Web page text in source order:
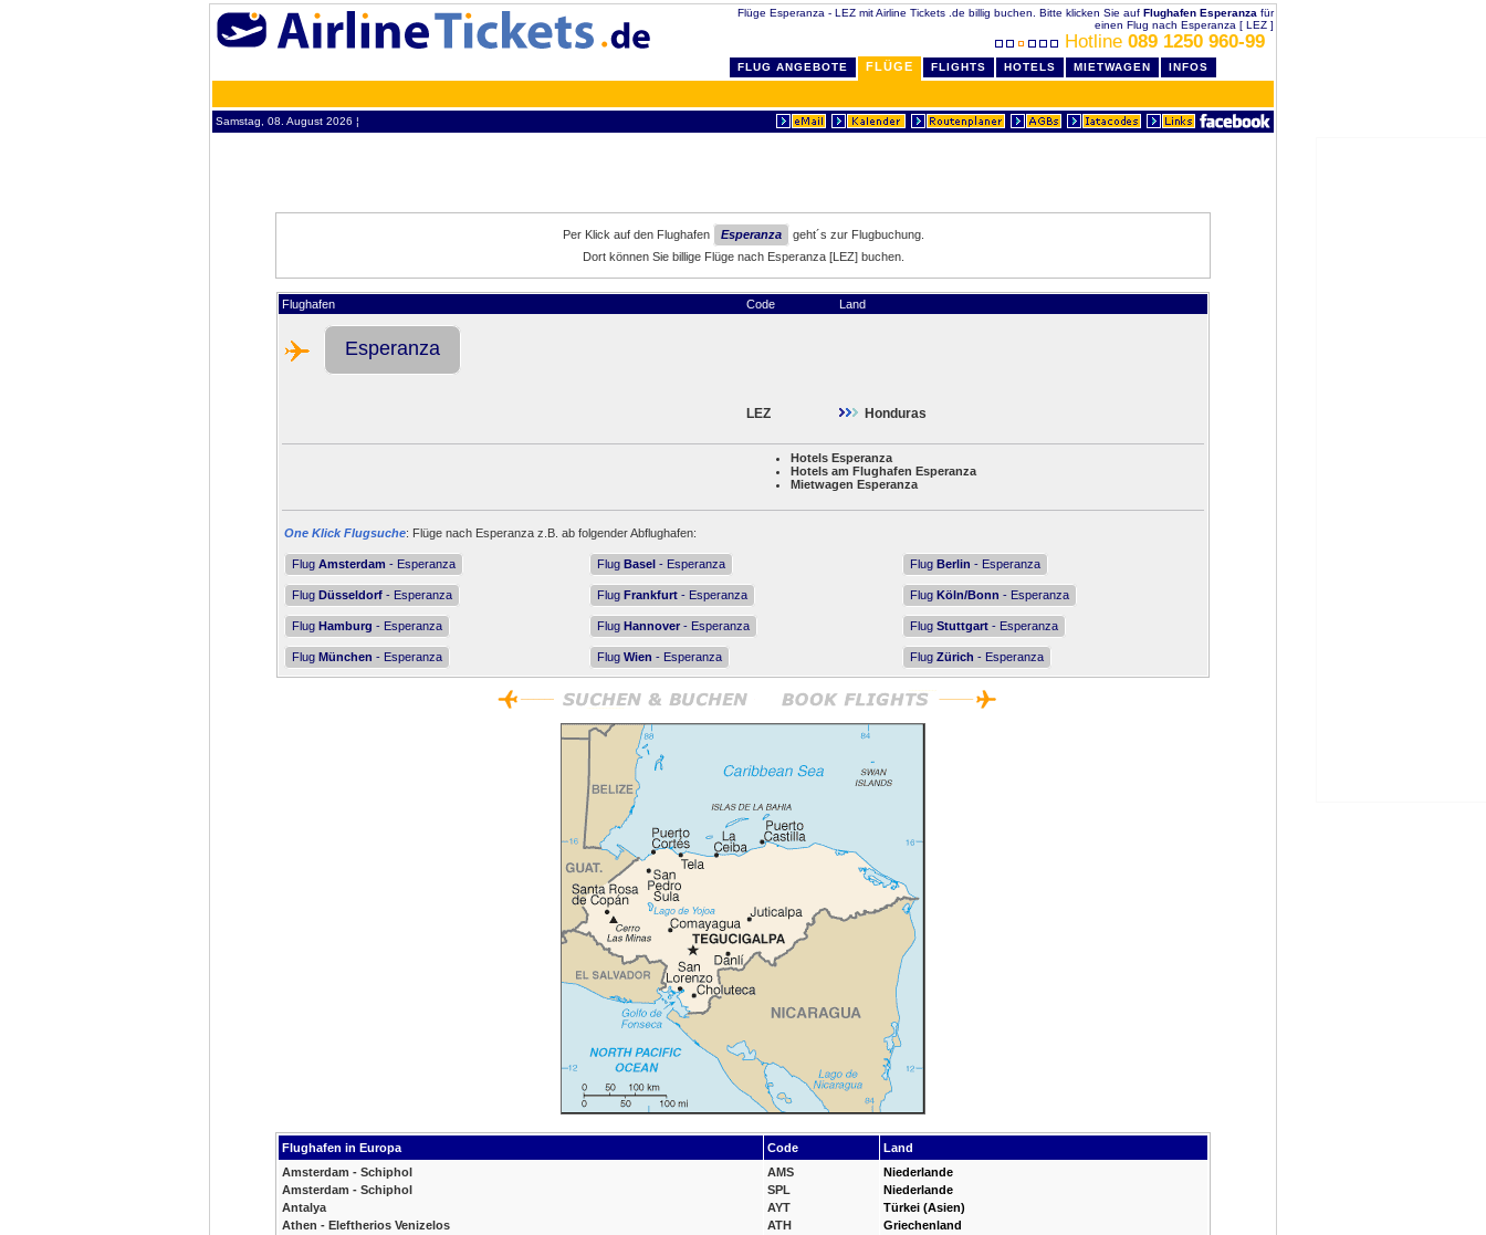
Flüge Esperanza - LEZ mit Airline Tickets .de billig buchen. Bitte klicken Sie auf Flughafen Esperanza für
einen Flug nach Esperanza [ LEZ ]
Hotline 089 1250 960-99
FLUG ANGEBOTE FLÜGE FLIGHTS HOTELS MIETWAGEN INFOS
Samstag, 08. August 2026 ¦
Per Klick auf den Flughafen Esperanza
geht´s zur Flugbuchung.
Dort können Sie billige Flüge nach Esperanza [LEZ] buchen.
Flughafen Code Land
Esperanza
LEZ Honduras
Hotels Esperanza
Hotels am Flughafen Esperanza
Mietwagen Esperanza
One Klick Flugsuche: Flüge nach Esperanza z.B. ab folgender Abflughafen:
Flug Amsterdam - Esperanza Flug Basel - Esperanza Flug Berlin - Esperanza
Flug Düsseldorf - Esperanza Flug Frankfurt - Esperanza Flug Köln/Bonn - Esperanza
Flug Hamburg - Esperanza Flug Hannover - Esperanza Flug Stuttgart - Esperanza
Flug München - Esperanza Flug Wien - Esperanza Flug Zürich - Esperanza
Flughafen in Europa Code
Land
Amsterdam - Schiphol
Amsterdam - Schiphol
Antalya
Athen - Eleftherios Venizelos
AMS
SPL
AYT
ATH
Niederlande
Niederlande
Türkei (Asien)
Griechenland